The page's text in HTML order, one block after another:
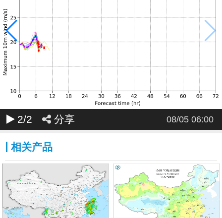
2/2 分享 08/05 06:00
相关产品